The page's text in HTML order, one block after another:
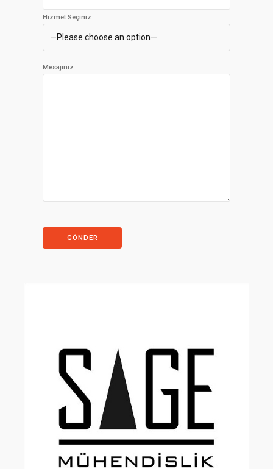
Hizmet Seçiniz
Mesajınız